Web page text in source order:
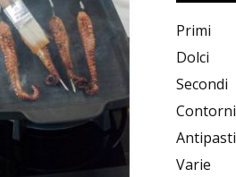
Primi
Dolci
Secondi
Contorni
Antipasti
Varie